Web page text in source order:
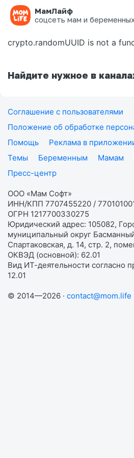
МамЛайф
соцсеть мам и
Ошибка на
crypto.randomUUID is not a
Найдите нужное в
Соглашение с пользователями
Положение об обработке
Помощь
Реклама в
Темы
Беременным Мамам
Пресс-центр
ООО «Мам Софт»
ИНН/КПП 7707455220 /
ОГРН 1217700330275
Юридический адрес: 105082,
муниципальный округ
Спартаковская, д. 14, стр. 2,
ОКВЭД (основной): 62.01
Вид ИТ-деятельности согласно
12.01
© 2014—2026 · contact@mom.life